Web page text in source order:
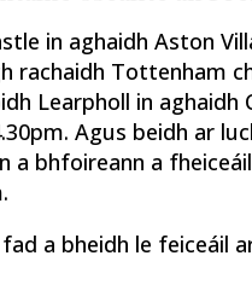
in aghaidh Aston
rachaidh Tottenham
Learpholl in
Agus beidh ar
a bhfoireann a
a bheidh le feiceáil